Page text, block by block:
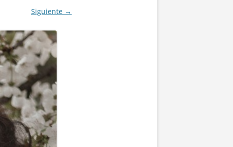
Siguiente →